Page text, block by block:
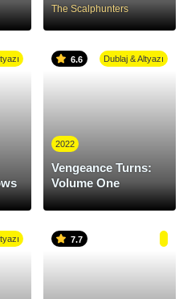
The Scalphunters
6.6 Dublaj & Altyazı
2022
Vengeance Turns:
Volume One
7.7